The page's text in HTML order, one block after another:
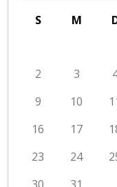
S M
2
3
9
10
16
17
23
24